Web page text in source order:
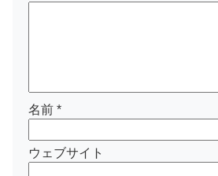
名前 *
ウェブサイト